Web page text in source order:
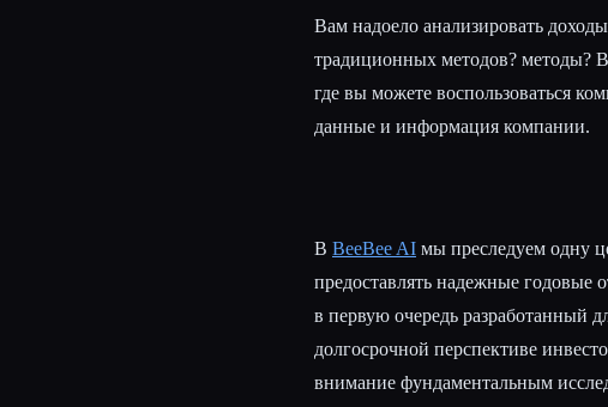
Вам надоело анализировать
традиционных методов? методы?
где вы можете воспользоваться
данные и информация компании.
В BeeBee AI мы преследуем одну
предоставлять надежные годовые
в первую очередь разработанный
долгосрочной перспективе
внимание фундаментальным